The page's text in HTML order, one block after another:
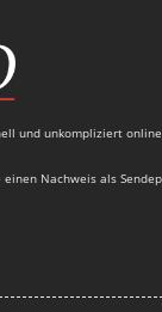
und unkompliziert
einen Nachweis als